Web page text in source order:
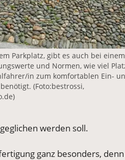
Parkplatz, gibt es auch bei einem
und Normen, wie viel
in zum komfortablen Ein-
(Foto:bestrossi,
werden soll.
ganz besonders, denn